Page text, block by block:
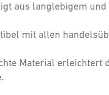
aus langlebigem
mit allen
Material erleichtert